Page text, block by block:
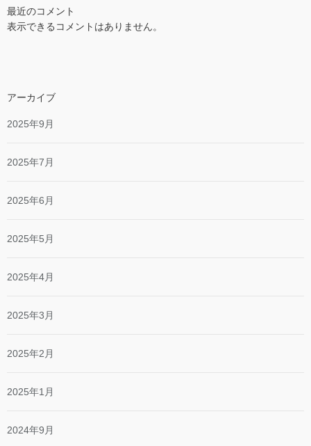
最近のコメント
表示できるコメントはありません。
アーカイブ
2025年9月
2025年7月
2025年6月
2025年5月
2025年4月
2025年3月
2025年2月
2025年1月
2024年9月